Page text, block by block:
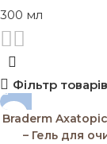
300 мл
Фільтр товарів
Braderm
– Гель для